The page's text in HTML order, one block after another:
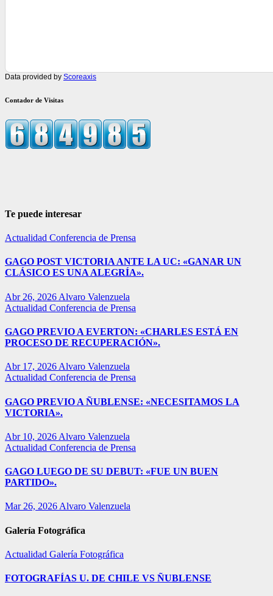
Data provided by Scoreaxis
Contador de Visitas
Te puede interesar
Actualidad Conferencia de Prensa
GAGO POST VICTORIA ANTE LA UC: «GANAR UN
CLÁSICO ES UNA ALEGRÍA».
Abr 26, 2026 Alvaro Valenzuela
Actualidad Conferencia de Prensa
GAGO PREVIO A EVERTON: «CHARLES ESTÁ EN
PROCESO DE RECUPERACIÓN».
Abr 17, 2026 Alvaro Valenzuela
Actualidad Conferencia de Prensa
GAGO PREVIO A ÑUBLENSE: «NECESITAMOS LA
VICTORIA».
Abr 10, 2026 Alvaro Valenzuela
Actualidad Conferencia de Prensa
GAGO LUEGO DE SU DEBUT: «FUE UN BUEN
PARTIDO».
Mar 26, 2026 Alvaro Valenzuela
Galería Fotográfica
Actualidad Galería Fotográfica
FOTOGRAFÍAS U. DE CHILE VS ÑUBLENSE